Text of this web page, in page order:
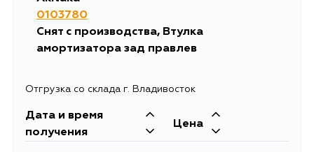
16 августа
0103780
Снят с производства, Втулка
амортизатора зад правлев
Отгрузка со склада г. Владивосток
Дата и время
получения
Цена